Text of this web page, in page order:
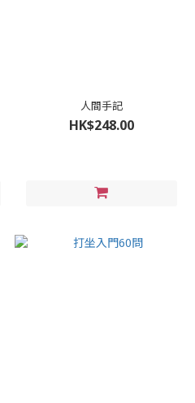
人間手記
HK$248.00